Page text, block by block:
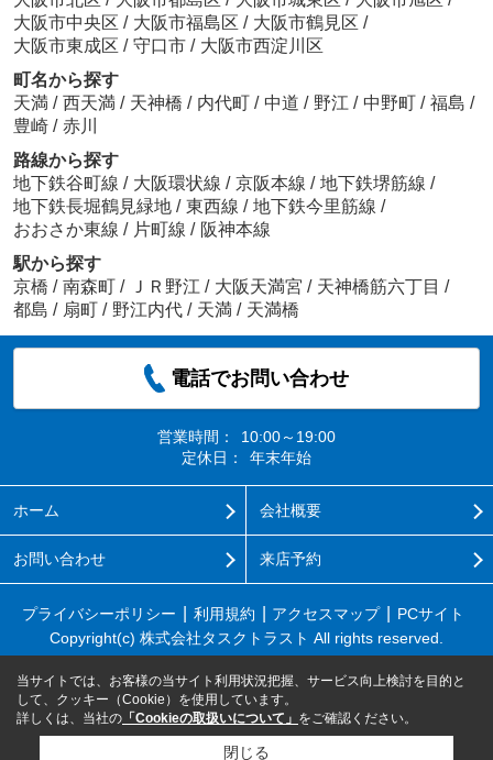
大阪市中央区 / 大阪市福島区 / 大阪市鶴見区 /
大阪市東成区 / 守口市 / 大阪市西淀川区
町名から探す
天満 / 西天満 / 天神橋 / 内代町 / 中道 / 野江 / 中野町 / 福島 /
豊崎 / 赤川
路線から探す
地下鉄谷町線 / 大阪環状線 / 京阪本線 / 地下鉄堺筋線 /
地下鉄長堀鶴見緑地 / 東西線 / 地下鉄今里筋線 /
おおさか東線 / 片町線 / 阪神本線
駅から探す
京橋 / 南森町 / ＪＲ野江 / 大阪天満宮 / 天神橋筋六丁目 /
都島 / 扇町 / 野江内代 / 天満 / 天満橋
電話でお問い合わせ
営業時間：
10:00～19:00
定休日：
年末年始
ホーム 会社概要
お問い合わせ 来店予約
プライバシーポリシー 利用規約 アクセスマップ
PCサイト
Copyright(c) 株式会社タスクトラスト All rights reserved.
当サイトでは、お客様の当サイト利用状況把握、サービス向上検討を目的と
して、クッキー（Cookie）を使用しています。
詳しくは、当社の 「Cookieの取扱いについて」 をご確認ください。
閉じる